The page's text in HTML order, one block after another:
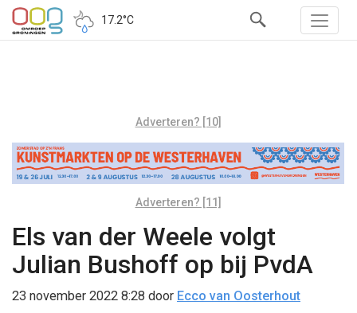
17.2°C
Adverteren? [10]
Adverteren? [11]
Els van der Weele volgt
Julian Bushoff op bij PvdA
23 november 2022 8:28 door Ecco van Oosterhout